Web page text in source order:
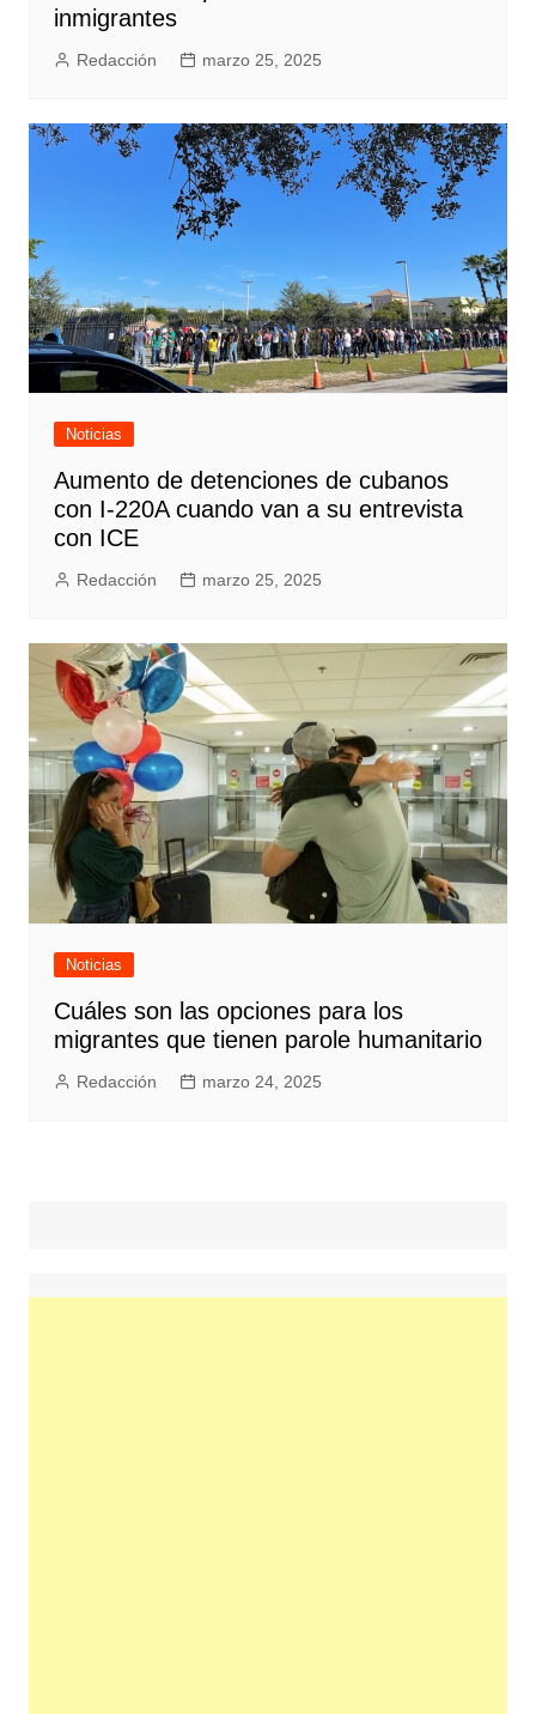
inmigrantes
Redacción marzo 25, 2025
Noticias
Aumento de detenciones de cubanos
con I-220A cuando van a su entrevista
con ICE
Redacción marzo 25, 2025
Noticias
Cuáles son las opciones para los
migrantes que tienen parole humanitario
Redacción marzo 24, 2025